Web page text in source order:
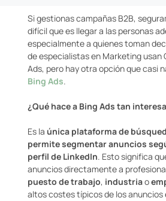
Si gestionas campañas B2B,
difícil que es llegar a las personas
especialmente a quienes toman
de especialistas en Marketing usan
Ads, pero hay otra opción que casi
Bing Ads.
¿Qué hace a Bing Ads tan
Es la única plataforma de
permite segmentar anuncios
perfil de LinkedIn. Esto significa
anuncios directamente a
puesto de trabajo, industriao
altos costes típicos de los anuncios